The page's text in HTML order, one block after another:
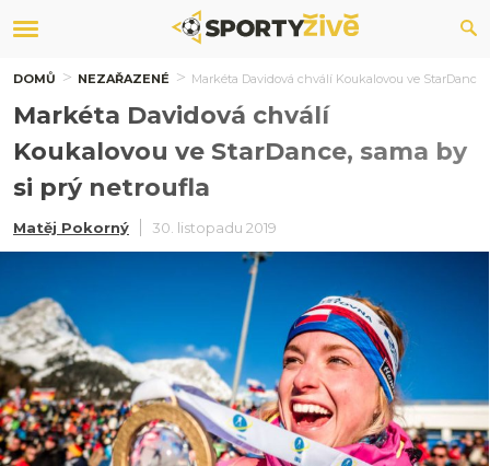
DOMŮ NEZAŘAZENÉ Markéta Davidová chválí Koukalovou ve
Markéta Davidová chválí
Koukalovou ve StarDance, sama by
si prý netroufla
Matěj Pokorný 30. listopadu 2019